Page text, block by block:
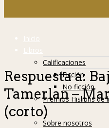
Inicio
Libros
Calificaciones
Ficción
No ficción
Premios Hislibris de
Info
Sobre nosotros
Respuesta a:
Tamerlan –
(corto)